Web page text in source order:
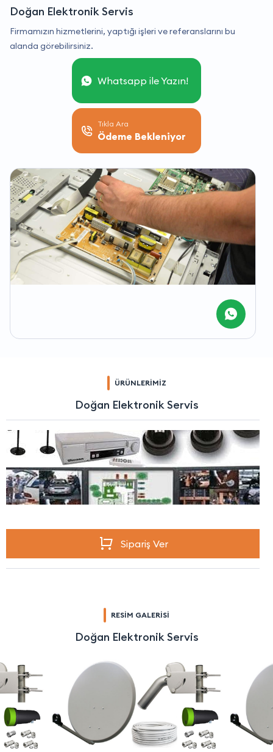
Doğan Elektronik Servis
Firmamızın hizmetlerini, yaptığı işleri ve referanslarını bu
alanda görebilirsiniz.
Whatsapp ile Yazın!
Tıkla Ara
Ödeme Bekleniyor
ÜRÜNLERİMİZ
Doğan Elektronik Servis
Sipariş Ver
RESİM GALERİSİ
Doğan Elektronik Servis